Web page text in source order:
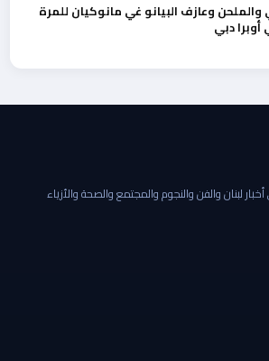
وعازف البيانو غي مانوكيان للمرة
دبي
لبنان والفن والنجوم والمجتمع والصحة والأزياء